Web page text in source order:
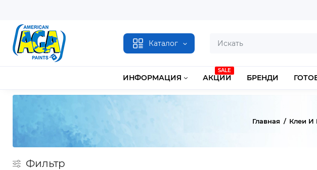
Каталог
ИНФОРМАЦИЯ
SALE
АКЦИИ БРЕНДИ
Главная Клеи И
Фильтр